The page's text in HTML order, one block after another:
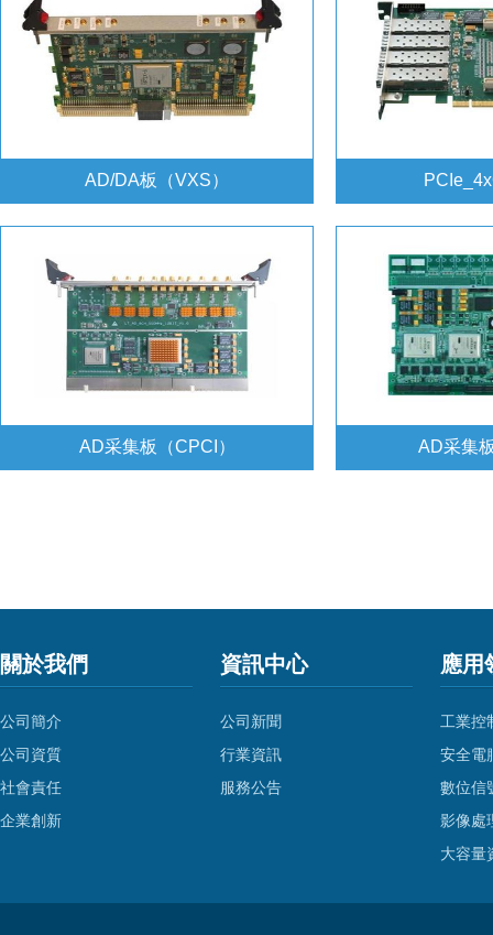
AD/DA板（VXS）
AD采集板（CPCI） AD采集
關於我們
公司簡介
公司資質
社會責任
企業創新
資訊中心
公司新聞
行業資訊
服務公告
應用
工業控
安全電
數位信
影像處
大容量